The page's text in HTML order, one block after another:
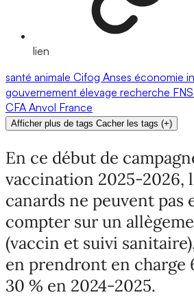
lien
santé animale Cifog Anses économie
gouvernement élevage recherche
CFA Anvol France
Afficher plus de tags Cacher les tags (+)
En ce début de
vaccination 2025-2026,
canards ne peuvent pas
compter sur un
(vaccin et suivi
en prendront en charge
30 % en 2024-2025.